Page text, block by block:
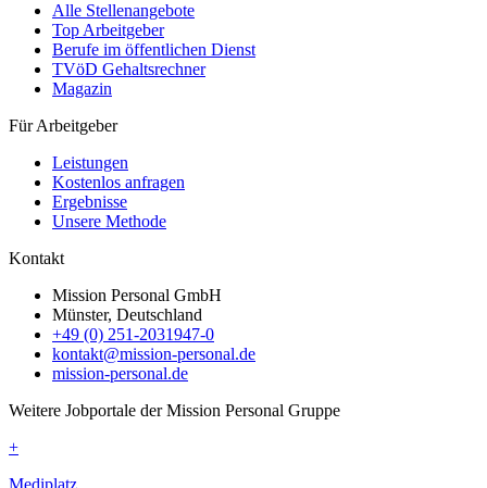
Alle Stellenangebote
Top Arbeitgeber
Berufe im öffentlichen Dienst
TVöD Gehaltsrechner
Magazin
Für Arbeitgeber
Leistungen
Kostenlos anfragen
Ergebnisse
Unsere Methode
Kontakt
Mission Personal GmbH
Münster, Deutschland
+49 (0) 251-2031947-0
kontakt@mission-personal.de
mission-personal.de
Weitere Jobportale der Mission Personal Gruppe
+